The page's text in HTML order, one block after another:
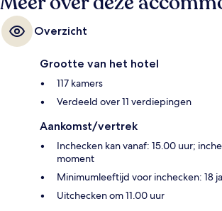
Overzicht
Grootte van het hotel
117 kamers
Verdeeld over 11 verdiepingen
Aankomst/vertrek
Inchecken kan vanaf: 15.00 uur;
moment
Minimumleeftijd voor inchecken: 18
Uitchecken om 11.00 uur